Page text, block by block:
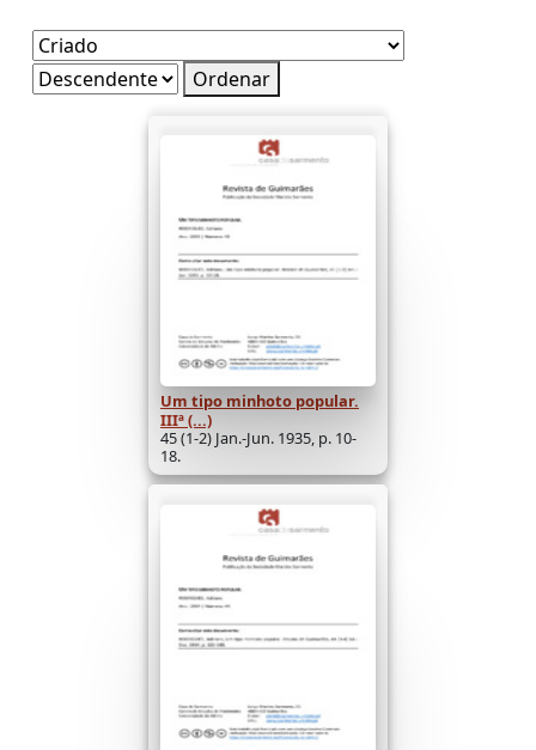
Ordenar
Um tipo minhoto popular.
IIIª (...)
45 (1-2) Jan.-Jun. 1935, p. 10-
18.